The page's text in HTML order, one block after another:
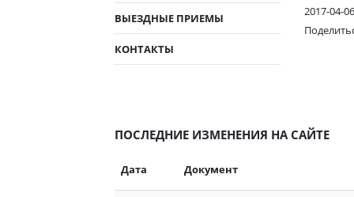
ВЫЕЗДНЫЕ ПРИЕМЫ
КОНТАКТЫ
2017-04-06
ПОСЛЕДНИЕ ИЗМЕНЕНИЯ НА САЙТЕ
Дата Документ